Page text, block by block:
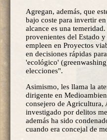
Agregan, además, que
bajo coste para invertir
alcance es una
provenientes del Estado
empleen en Proyectos
en decisiones rápidas
'ecológico'
elecciones".
Asimismo, les llama la
dirigente en
consejero de Agricultura,
investigado por delitos
además ha sido
cuando era concejal de